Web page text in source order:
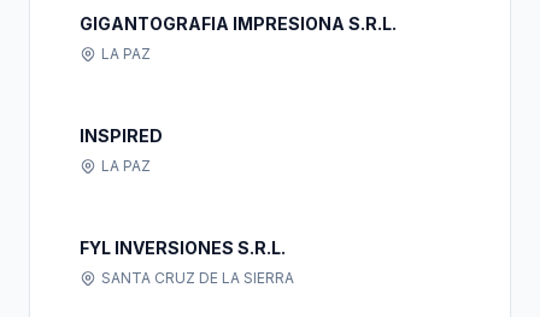
GIGANTOGRAFIA IMPRESIONA S.R.L.
LA PAZ
INSPIRED
LA PAZ
FYL INVERSIONES S.R.L.
SANTA CRUZ DE LA SIERRA